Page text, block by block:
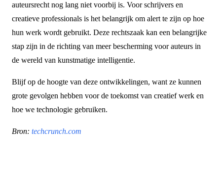
auteursrecht nog lang niet voorbij is. Voor schrijvers en
creatieve professionals is het belangrijk om alert te zijn op hoe
hun werk wordt gebruikt. Deze rechtszaak kan een belangrijke
stap zijn in de richting van meer bescherming voor auteurs in
de wereld van kunstmatige intelligentie.
Blijf op de hoogte van deze ontwikkelingen, want ze kunnen
grote gevolgen hebben voor de toekomst van creatief werk en
hoe we technologie gebruiken.
Bron: techcrunch.com